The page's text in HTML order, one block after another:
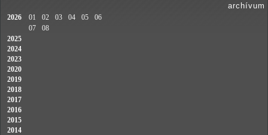
archívum
2026 01 02 03 04 05
06
07
08
2025
2024
2023
2020
2019
2018
2017
2016
2015
2014